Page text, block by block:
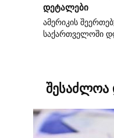
დეტალები
ამერიკის
საქართველოში
შესაძლოა